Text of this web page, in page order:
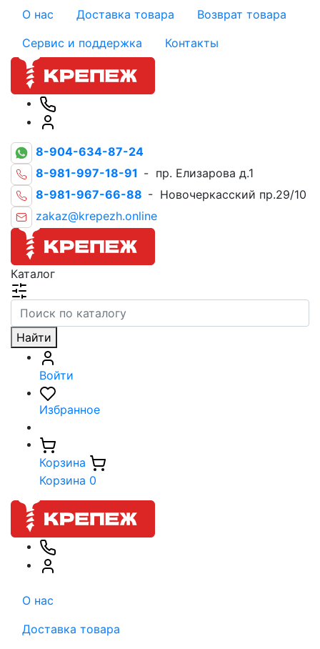
О нас Доставка товара
Возврат товара
Сервис и поддержка
Контакты
8-904-634-87-24
8-981-997-18-91 - пр. Елизарова д.1
8-981-967-66-88 - Новочеркасский пр.29/10
zakaz@krepezh.online
Каталог
Найти
Войти
Избранное
Корзина
Корзина 0
О нас
Доставка товара